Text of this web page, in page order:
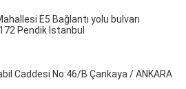
E5 Bağlantı yolu bulvarı
Pendik İstanbul
Caddesi No:46/B Çankaya / ANKARA